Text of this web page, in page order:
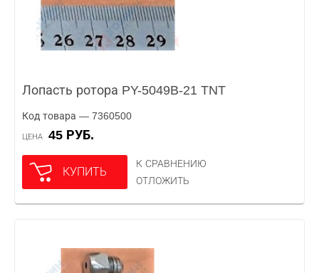
Лопасть ротора PY-5049B-21 TNT
Код товара — 7360500
ЦЕНА 45 РУБ.
КУПИТЬ
К СРАВНЕНИЮ
ОТЛОЖИТЬ